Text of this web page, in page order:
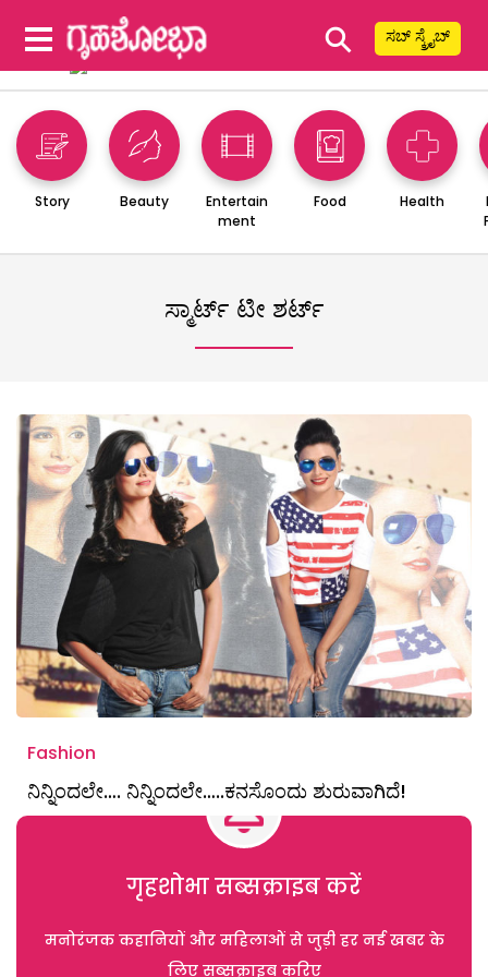
⚲ ಸಬ್ ಸ್ಕ್ರೈಬ್
Story Beauty
Entertain
ment
Food Health
ಸ್ಮಾರ್ಟ್ ಟೀ ಶರ್ಟ್
Fashion
ನಿನ್ನಿಂದಲೇ…. ನಿನ್ನಿಂದಲೇ…..ಕನಸೊಂದು ಶುರುವಾಗಿದೆ!
गृहशोभा सब्सक्राइब करें
मनोरंजक कहानियों और महिलाओं से जुड़ी हर नई खबर के
लिए सब्सक्राइब करिए